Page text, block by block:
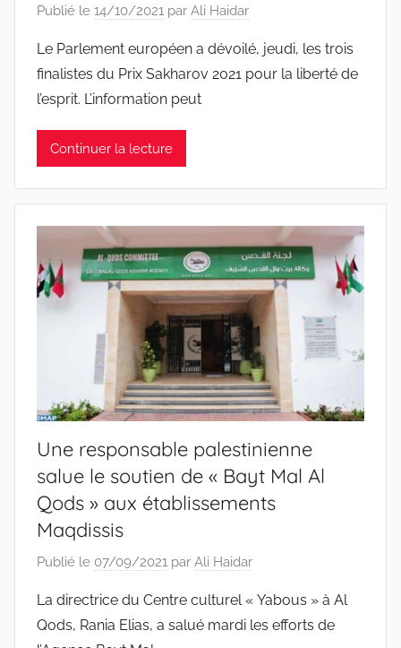
Publié le 14/10/2021 par Ali Haidar
Le Parlement européen a dévoilé, jeudi, les trois
finalistes du Prix Sakharov 2021 pour la liberté de
l’esprit. L’information peut
Continuer la lecture
Une responsable palestinienne
salue le soutien de « Bayt Mal Al
Qods » aux établissements
Maqdissis
Publié le 07/09/2021 par Ali Haidar
La directrice du Centre culturel « Yabous » à Al
Qods, Rania Elias, a salué mardi les efforts de